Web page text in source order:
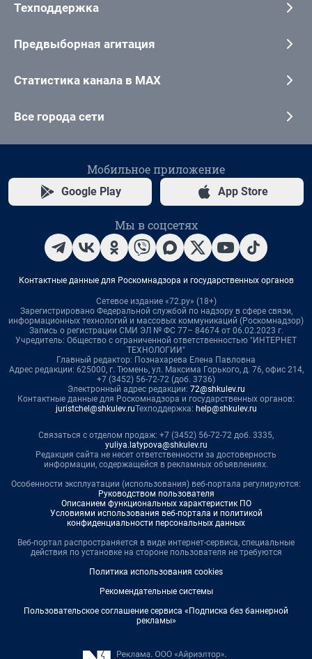
Техподдержка
Предвыборная агитация
Статистика канала в MAX
Все города сети
Мобильное приложение
Google Play App Store
Мы в соцсетях
Контактные данные для Роскомнадзора и государственных органов
Сетевое издание «72.ру» (18+)
Зарегистрировано Федеральной службой по надзору в сфере связи,
информационных технологий и массовых коммуникаций (Роскомнадзор)
Запись о регистрации СМИ ЭЛ № ФС 77– 84674 от 06.02.2023 г.
Учредитель: Общество с ограниченной ответственностью "ИНТЕРНЕТ
ТЕХНОЛОГИИ"
Главный редактор: Познахарева Елена Павловна
Адрес редакции: 625000, г. Тюмень, ул. Максима Горького, д. 76, офис 214,
+7 (3452) 56-72-72 (доб. 3736)
Электронный адрес редакции: 72@shkulev.ru
Контактные данные для Роскомнадзора и государственных органов:
juristchel@shkulev.ruТехподдержка: help@shkulev.ru
Связаться с отделом продаж: +7 (3452) 56-72-72 доб. 3335,
yuliya.latypova@shkulev.ru
Редакция сайта не несет ответственности за достоверность
информации, содержащейся в рекламных объявлениях.
Особенности эксплуатации (использования) веб-портала регулируются:
Руководством пользователя
Описанием функциональных характеристик ПО
Условиями использования веб-портала и политикой
конфиденциальности персональных данных
Веб-портал распространяется в виде интернет-сервиса, специальные
действия по установке на стороне пользователя не требуются
Политика использования cookies
Рекомендательные системы
Пользовательское соглашение сервиса «Подписка без баннерной
рекламы»